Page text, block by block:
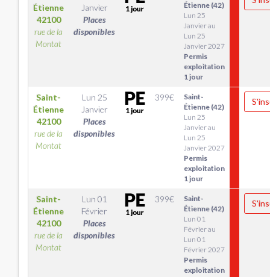
Étienne
42100
rue de la
Montat
Janvier
Places
disponibles
Étienne (42)
Lun 25
Janvier au
Lun 25
Janvier 2027
Permis
exploitation
1 jour
Saint-
Étienne
42100
rue de la
Montat
Lun 25
Janvier
Places
disponibles
399€
Saint-
Étienne (42)
Lun 25
Janvier au
Lun 25
Janvier 2027
Permis
exploitation
1 jour
Saint-
Étienne
42100
rue de la
Montat
Lun 01
Février
Places
disponibles
399€
Saint-
Étienne (42)
Lun 01
Février au
Lun 01
Février 2027
Permis
exploitation